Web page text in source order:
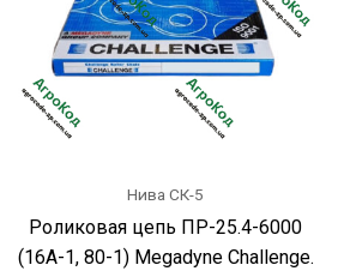
Нива СК-5
Роликовая цепь ПР-25.4-6000
(16А-1, 80-1) Megadyne Challenge.